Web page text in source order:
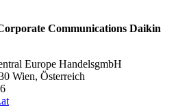
Communications Daikin
Europe HandelsgmbH
Wien, Österreich